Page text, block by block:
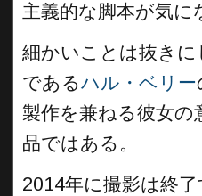
主義的な脚本が気に
細かいことは抜き
であるハル・ベリー
製作を兼ねる彼女
品ではある。
2014年に撮影は終